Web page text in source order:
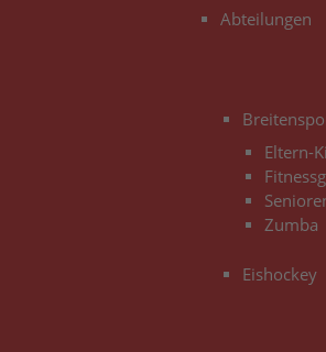
Abteilungen
Eltern-
Zumba
Eishockey